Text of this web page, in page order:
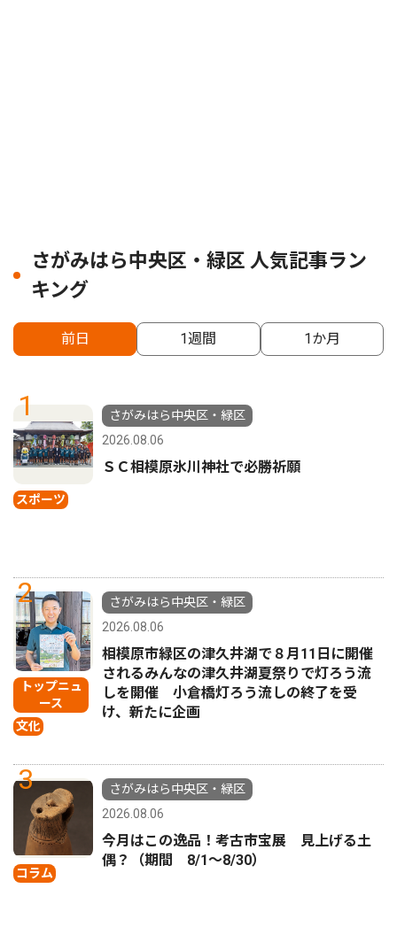
さがみはら中央区・緑区 人気記事ラン
キング
前日 1週間 1か月
1
スポーツ
さがみはら中央区・緑区
2026.08.06
ＳＣ相模原氷川神社で必勝祈願
2
トップニュ
ース
文化
さがみはら中央区・緑区
2026.08.06
相模原市緑区の津久井湖で８月11日に開催
されるみんなの津久井湖夏祭りで灯ろう流
しを開催 小倉橋灯ろう流しの終了を受
け、新たに企画
3
コラム
さがみはら中央区・緑区
2026.08.06
今月はこの逸品！考古市宝展 見上げる土
偶？（期間 8/1〜8/30）